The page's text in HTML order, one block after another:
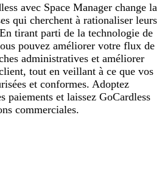
avec Space Manager change la
qui cherchent à rationaliser leurs
tirant parti de la technologie de
pouvez améliorer votre flux de
administratives et améliorer
tout en veillant à ce que vos
et conformes. Adoptez
paiements et laissez GoCardless
commerciales.